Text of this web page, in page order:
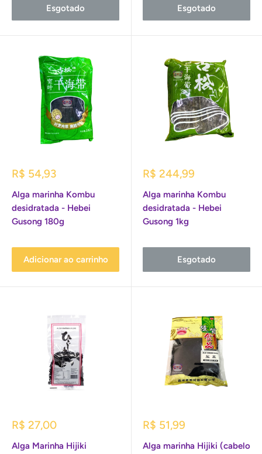
Esgotado Esgotado
Preço
R$ 54,93
Alga marinha Kombu
desidratada - Hebei
Gusong 180g
Adicionar ao carrinho
Preço
R$ 244,99
Alga marinha Kombu
desidratada - Hebei
Gusong 1kg
Esgotado
Preço
R$ 27,00
Alga Marinha Hijiki
Preço
R$ 51,99
Alga marinha Hijiki (cabelo